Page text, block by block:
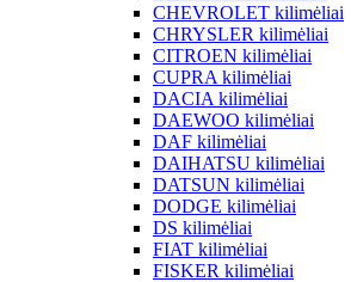
CHEVROLET kilimėliai
CHRYSLER kilimėliai
CITROEN kilimėliai
CUPRA kilimėliai
DACIA kilimėliai
DAEWOO kilimėliai
DAF kilimėliai
DAIHATSU kilimėliai
DATSUN kilimėliai
DODGE kilimėliai
DS kilimėliai
FIAT kilimėliai
FISKER kilimėliai